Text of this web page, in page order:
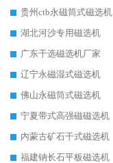
贵州ctb永磁筒式磁选机
湖北河沙专用磁选机
广东干选磁选机厂家
辽宁永磁湿式磁选机
佛山永磁筒式磁选机
宁夏带式高强磁磁选机
内蒙古矿石干式磁选机
福建钠长石平板磁选机